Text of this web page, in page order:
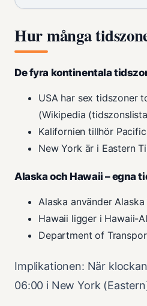
Hur många
De fyra kontinentala
USA har sex tidszoner
(Wikipedia
Kalifornien tillhör
New York är i Eastern
Alaska och Hawaii – egna
Alaska använder
Hawaii ligger i Hawaii-
Department of
Implikationen: När
06:00 i New York